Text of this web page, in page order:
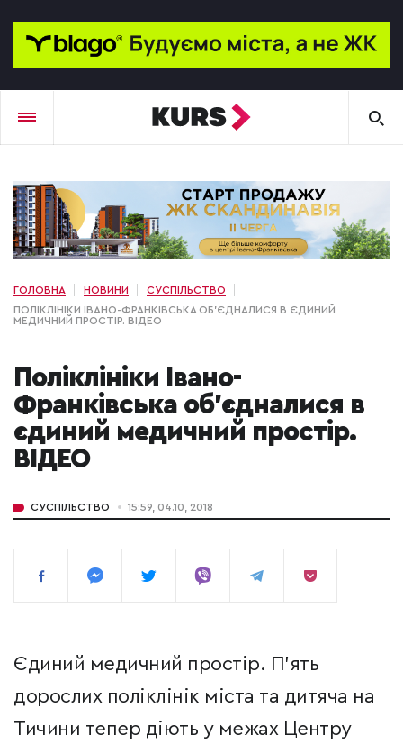
ГОЛОВНА НОВИНИ
СУСПІЛЬСТВО
ПОЛІКЛІНІКИ ІВАНО-ФРАНКІВСЬКА ОБ'ЄДНАЛИСЯ В ЄДИНИЙ
МЕДИЧНИЙ ПРОСТІР. ВІДЕО
Поліклініки Івано-
Франківська об'єдналися в
єдиний медичний простір.
ВІДЕО
СУСПІЛЬСТВО 15:59, 04.10, 2018
Єдиний медичний простір. П'ять
дорослих поліклінік міста та дитяча на
Тичини тепер діють у межах Центру